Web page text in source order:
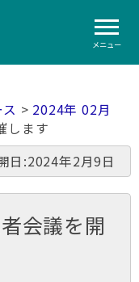
メニュー
> 2024年 02月
します
日:2024年2月9日
会議を開